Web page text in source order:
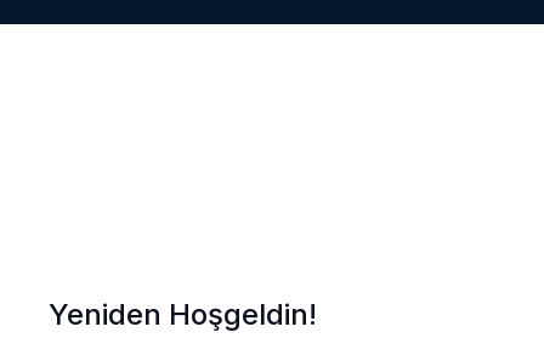
Yeniden Hoşgeldin!